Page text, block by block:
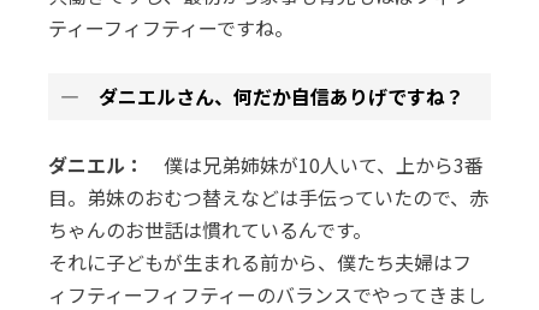
ティーフィフティーですね。
― ダニエルさん、何だか自信ありげですね？
ダニエル：僕は兄弟姉妹が10人いて、上から3番
目。弟妹のおむつ替えなどは手伝っていたので、赤
ちゃんのお世話は慣れているんです。
それに子どもが生まれる前から、僕たち夫婦はフ
ィフティーフィフティーのバランスでやってきまし